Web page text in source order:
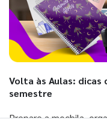
Volta às Aulas: dicas
semestre
Prepare a mochila,